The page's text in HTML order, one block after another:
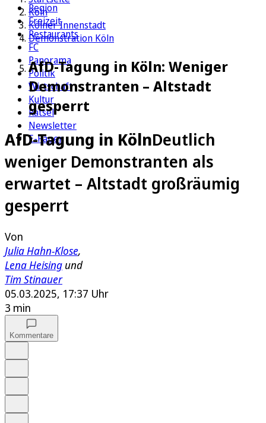
Region
Freizeit
Restaurants
FC
Panorama
Politik
Wirtschaft
Kultur
Rätsel
Newsletter
E-Paper
Köln
Kölner Innenstadt
Demonstration Köln
AfD-Tagung in Köln: Weniger
Demonstranten – Altstadt
gesperrt
AfD-Tagung in KölnDeutlich
weniger Demonstranten als
erwartet – Altstadt großräumig
gesperrt
Von
Julia Hahn-Klose,
Lena Heising und
Tim Stinauer
05.03.2025, 17:37 Uhr
3 min
Kommentare